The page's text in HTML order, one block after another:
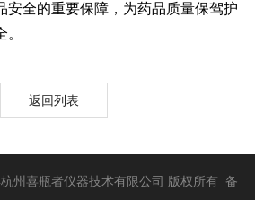
安全的重要保障，为药品质量保驾护
返回列表
州喜瓶者仪器技术有限公司 版权所有 备